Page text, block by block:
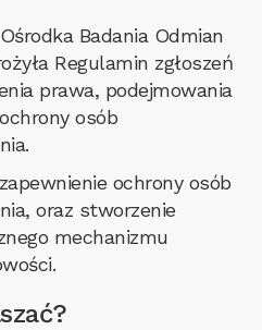
Badania Odmian
Regulamin zgłoszeń
prawa, podejmowania
osób
ochrony osób
oraz stworzenie
mechanizmu